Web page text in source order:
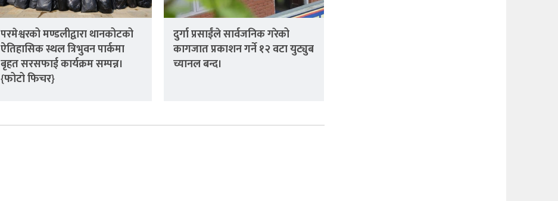
परमेश्वरको मण्डलीद्वारा थानकोटको
ऐतिहासिक स्थल त्रिभुवन पार्कमा
बृहत सरसफाई कार्यक्रम सम्पन्न।
{फोटो फिचर}
दुर्गा प्रसाईंले सार्वजनिक गरेको
कागजात प्रकाशन गर्ने १२ वटा युट्युब
च्यानल बन्द।